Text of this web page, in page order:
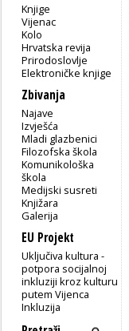
Knjige
Vijenac
Kolo
Hrvatska revija
Prirodoslovlje
Elektroničke knjige
Zbivanja
Najave
Izvješća
Mladi glazbenici
Filozofska škola
Komunikološka
škola
Medijski susreti
Knjižara
Galerija
EU Projekt
Uključiva kultura -
potpora socijalnoj
inkluziji kroz kulturu
putem Vijenca
Inkluzija